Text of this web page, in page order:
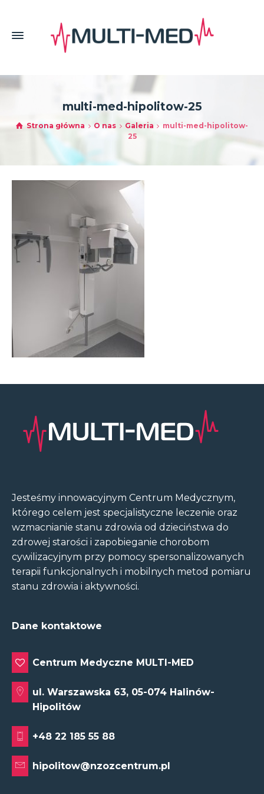
multi-med-hipolitow-25
Strona główna O nas Galeria
multi-med-hipolitow-
25
Jesteśmy innowacyjnym Centrum Medycznym,
którego celem jest specjalistyczne leczenie oraz
wzmacnianie stanu zdrowia od dzieciństwa do
zdrowej starości i zapobieganie chorobom
cywilizacyjnym przy pomocy spersonalizowanych
terapii funkcjonalnych i mobilnych metod pomiaru
stanu zdrowia i aktywności.
Dane kontaktowe
Centrum Medyczne MULTI-MED
ul. Warszawska 63, 05-074 Halinów-
Hipolitów
+48 22 185 55 88
hipolitow@nzozcentrum.pl